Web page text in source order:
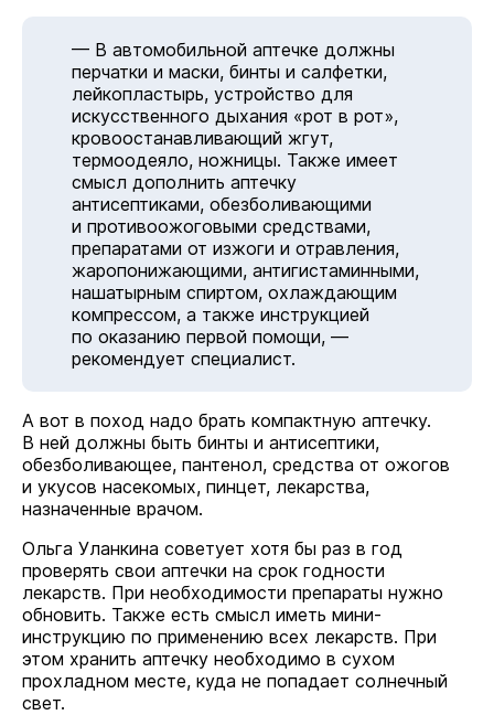
— В автомобильной аптечке должны
перчатки и маски, бинты и салфетки,
лейкопластырь, устройство для
искусственного дыхания «рот в рот»,
кровоостанавливающий жгут,
термоодеяло, ножницы. Также имеет
смысл дополнить аптечку
антисептиками, обезболивающими
и противоожоговыми средствами,
препаратами от изжоги и отравления,
жаропонижающими, антигистаминными,
нашатырным спиртом, охлаждающим
компрессом, а также инструкцией
по оказанию первой помощи, —
рекомендует специалист.
А вот в поход надо брать компактную аптечку.
В ней должны быть бинты и антисептики,
обезболивающее, пантенол, средства от ожогов
и укусов насекомых, пинцет, лекарства,
назначенные врачом.
Ольга Уланкина советует хотя бы раз в год
проверять свои аптечки на срок годности
лекарств. При необходимости препараты нужно
обновить. Также есть смысл иметь мини-
инструкцию по применению всех лекарств. При
этом хранить аптечку необходимо в сухом
прохладном месте, куда не попадает солнечный
свет.